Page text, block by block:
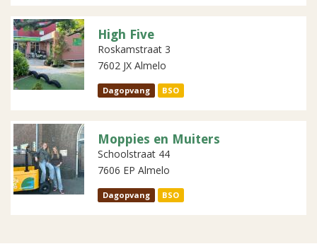
High Five
Roskamstraat 3
7602 JX Almelo
Dagopvang BSO
Moppies en Muiters
Schoolstraat 44
7606 EP Almelo
Dagopvang BSO